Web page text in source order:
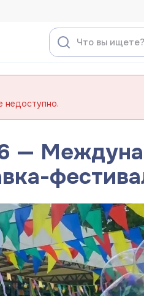
недоступно.
—